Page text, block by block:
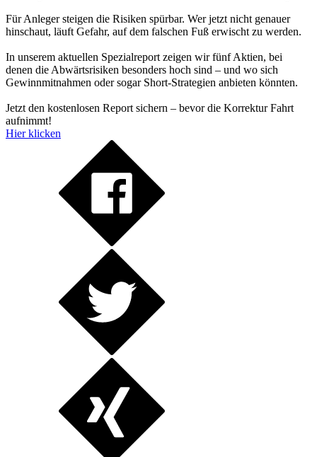
Für Anleger steigen die Risiken spürbar. Wer jetzt nicht genauer
hinschaut, läuft Gefahr, auf dem falschen Fuß erwischt zu werden.
In unserem aktuellen Spezialreport zeigen wir fünf Aktien, bei
denen die Abwärtsrisiken besonders hoch sind – und wo sich
Gewinnmitnahmen oder sogar Short-Strategien anbieten könnten.
Jetzt den kostenlosen Report sichern – bevor die Korrektur Fahrt
aufnimmt!
Hier klicken